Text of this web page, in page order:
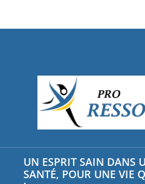
UN ESPRIT SAIN DANS
SANTÉ, POUR UNE VIE